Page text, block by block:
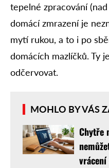
tepelné zpracování
domácí zmrazení je
mytí rukou, a to i po
domácích mazlíčků. Ty
odčervovat.
MOHLO BY VÁS
Chytře
vrácení